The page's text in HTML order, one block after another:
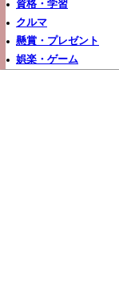
資格・学習
クルマ
懸賞・プレゼント
娯楽・ゲーム